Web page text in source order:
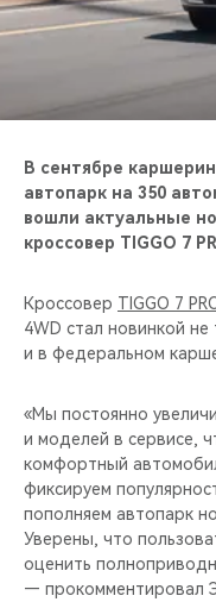
НАШИ МЕРОПРИЯТИЯ
ВИДЕООБЗОРЫ
CHERY ДЛЯ ДЕТЕЙ
В сентябре
автопарк на 350
вошли актуальные
кроссовер TIGGO 7
Кроссовер TIGGO 7
4WD стал новинкой
и в федеральном
«Мы постоянно
и моделей в сервисе,
комфортный
фиксируем
пополняем автопарк
Уверены, что
оценить
— прокомментировал